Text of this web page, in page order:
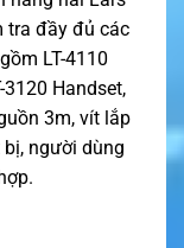
tra đầy đủ các
LT-4110
3120 Handset,
3m, vít lắp
người dùng